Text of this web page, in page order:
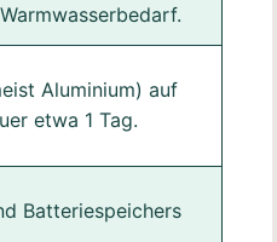
Aluminium) auf
etwa 1 Tag.
Batteriespeichers